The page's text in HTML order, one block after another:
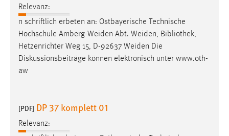
Relevanz:
n schriftlich erbeten an: Ostbayerische Technische
Hochschule Amberg-Weiden Abt. Weiden, Bibliothek,
Hetzenrichter Weg 15, D-92637 Weiden Die
Diskussionsbeiträge können elektronisch unter www.oth-
aw
[PDF] DP 37 komplett 01
Relevanz: